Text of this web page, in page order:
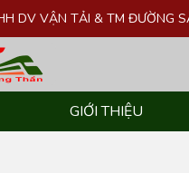
DV VẬN TẢI & TM ĐƯỜNG
GIỚI THIỆU